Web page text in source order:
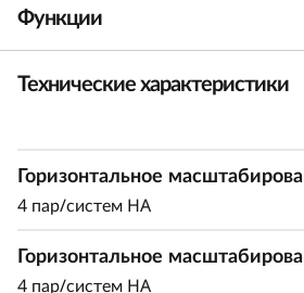
d
a
Функции
Баланс
которые требуют
производительности и
Технические характеристики
Горизонтальное
4 пар/систем HA
Горизонтальное
4 пар/систем HA